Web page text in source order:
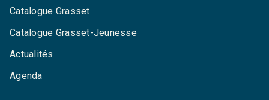
Catalogue Grasset
Catalogue Grasset-Jeunesse
Actualités
Agenda